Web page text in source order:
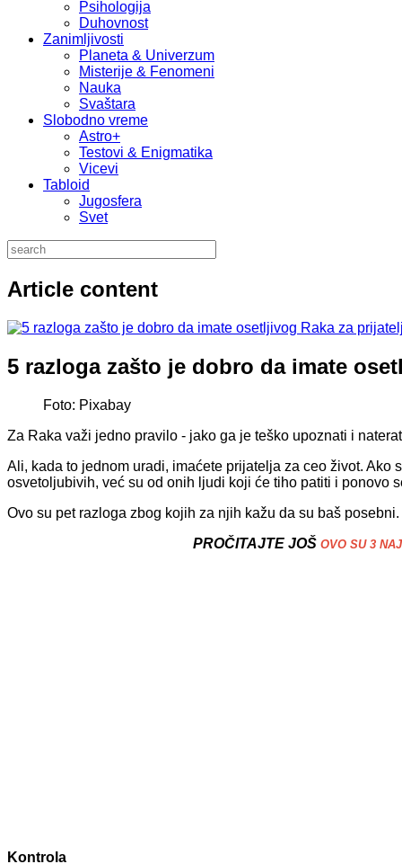
Psihologija
Duhovnost
Zanimljivosti
Planeta & Univerzum
Misterije & Fenomeni
Nauka
Svaštara
Slobodno vreme
Astro+
Testovi & Enigmatika
Vicevi
Tabloid
Jugosfera
Svet
Article content
5 razloga zašto je dobro da imate
Foto: Pixabay
Za Raka važi jedno pravilo - jako ga je teško upoznati i
Ali, kada to jednom uradi, imaćete prijatelja za ceo život.
osvetoljubivih, već su od onih ljudi koji će tiho patiti i ponovo
Ovo su pet razloga zbog kojih za njih kažu da su baš posebni.
PROČITAJTE JOŠ OVO SU 3
Kontrola